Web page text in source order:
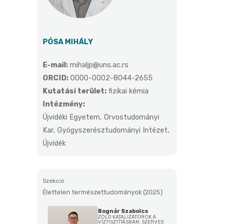
PÓSA MIHÁLY
E-mail: mihaljp@uns.ac.rs
ORCID: 0000-0002-8044-2655
Kutatási terület: fizikai kémia
Intézmény:
Újvidéki Egyetem, Orvostudományi
Kar, Gyógyszerésztudományi Intézet,
Újvidék
Szekció
Élettelen természettudományok (2025)
Bognár Szabolcs
ZÖLD KATALIZÁTOROK A
VÍZTISZTÍTÁSBAN: SZERVES